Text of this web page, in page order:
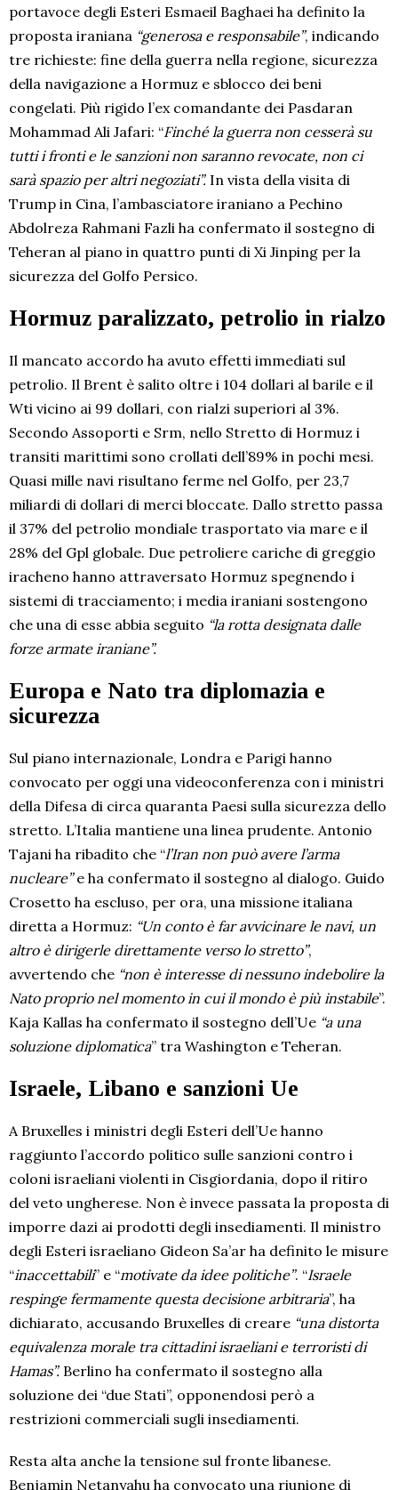
portavoce degli Esteri Esmaeil Baghaei ha definito la
proposta iraniana “generosa e responsabile”, indicando
tre richieste: fine della guerra nella regione, sicurezza
della navigazione a Hormuz e sblocco dei beni
congelati. Più rigido l’ex comandante dei Pasdaran
Mohammad Ali Jafari: “Finché la guerra non cesserà su
tutti i fronti e le sanzioni non saranno revocate, non ci
sarà spazio per altri negoziati”. In vista della visita di
Trump in Cina, l’ambasciatore iraniano a Pechino
Abdolreza Rahmani Fazli ha confermato il sostegno di
Teheran al piano in quattro punti di Xi Jinping per la
sicurezza del Golfo Persico.
Hormuz paralizzato, petrolio in rialzo
Il mancato accordo ha avuto effetti immediati sul
petrolio. Il Brent è salito oltre i 104 dollari al barile e il
Wti vicino ai 99 dollari, con rialzi superiori al 3%.
Secondo Assoporti e Srm, nello Stretto di Hormuz i
transiti marittimi sono crollati dell’89% in pochi mesi.
Quasi mille navi risultano ferme nel Golfo, per 23,7
miliardi di dollari di merci bloccate. Dallo stretto passa
il 37% del petrolio mondiale trasportato via mare e il
28% del Gpl globale. Due petroliere cariche di greggio
iracheno hanno attraversato Hormuz spegnendo i
sistemi di tracciamento; i media iraniani sostengono
che una di esse abbia seguito “la rotta designata dalle
forze armate iraniane”.
Europa e Nato tra diplomazia e
sicurezza
Sul piano internazionale, Londra e Parigi hanno
convocato per oggi una videoconferenza con i ministri
della Difesa di circa quaranta Paesi sulla sicurezza dello
stretto. L’Italia mantiene una linea prudente. Antonio
Tajani ha ribadito che “l’Iran non può avere l’arma
nucleare”e ha confermato il sostegno al dialogo. Guido
Crosetto ha escluso, per ora, una missione italiana
diretta a Hormuz: “Un conto è far avvicinare le navi, un
altro è dirigerle direttamente verso lo stretto”,
avvertendo che “non è interesse di nessuno indebolire la
Nato proprio nel momento in cui il mondo è più instabile”.
Kaja Kallas ha confermato il sostegno dell’Ue “a una
soluzione diplomatica” tra Washington e Teheran.
Israele, Libano e sanzioni Ue
A Bruxelles i ministri degli Esteri dell’Ue hanno
raggiunto l’accordo politico sulle sanzioni contro i
coloni israeliani violenti in Cisgiordania, dopo il ritiro
del veto ungherese. Non è invece passata la proposta di
imporre dazi ai prodotti degli insediamenti. Il ministro
degli Esteri israeliano Gideon Sa’ar ha definito le misure
“inaccettabili” e “motivate da idee politiche”. “Israele
respinge fermamente questa decisione arbitraria”, ha
dichiarato, accusando Bruxelles di creare “una distorta
equivalenza morale tra cittadini israeliani e terroristi di
Hamas”. Berlino ha confermato il sostegno alla
soluzione dei “due Stati”, opponendosi però a
restrizioni commerciali sugli insediamenti.
Resta alta anche la tensione sul fronte libanese.
Benjamin Netanyahu ha convocato una riunione di